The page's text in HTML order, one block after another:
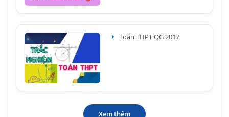
Toán THPT QG 2017
Xem thêm